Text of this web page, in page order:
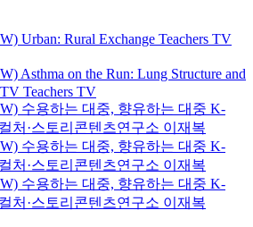
Urban: Rural Exchange Teachers TV
Asthma on the Run: Lung Structure and
TV Teachers TV
수용하는 대중, 향유하는 대중 K-
처·스토리콘텐츠연구소 이재복
수용하는 대중, 향유하는 대중 K-
처·스토리콘텐츠연구소 이재복
수용하는 대중, 향유하는 대중 K-
처·스토리콘텐츠연구소 이재복